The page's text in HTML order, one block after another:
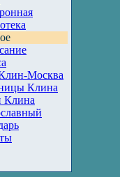
Москва
Клина
Клина